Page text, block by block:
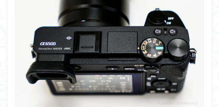
瞳AF
が使
える
カメ
ラは
設定